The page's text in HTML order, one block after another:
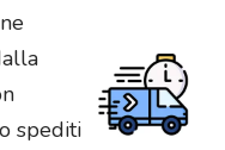
spediti